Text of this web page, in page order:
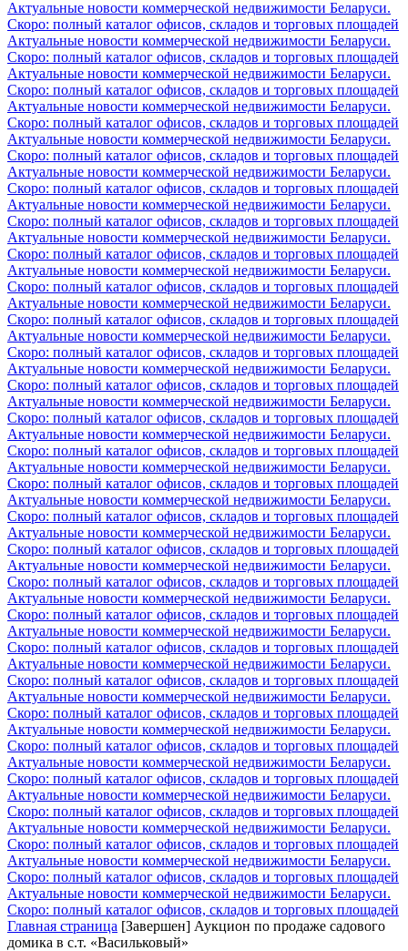
Актуальные новости коммерческой недвижимости Беларуси.
Скоро: полный каталог офисов, складов и торговых площадей
Актуальные новости коммерческой недвижимости Беларуси.
Скоро: полный каталог офисов, складов и торговых площадей
Актуальные новости коммерческой недвижимости Беларуси.
Скоро: полный каталог офисов, складов и торговых площадей
Актуальные новости коммерческой недвижимости Беларуси.
Скоро: полный каталог офисов, складов и торговых площадей
Актуальные новости коммерческой недвижимости Беларуси.
Скоро: полный каталог офисов, складов и торговых площадей
Актуальные новости коммерческой недвижимости Беларуси.
Скоро: полный каталог офисов, складов и торговых площадей
Актуальные новости коммерческой недвижимости Беларуси.
Скоро: полный каталог офисов, складов и торговых площадей
Актуальные новости коммерческой недвижимости Беларуси.
Скоро: полный каталог офисов, складов и торговых площадей
Актуальные новости коммерческой недвижимости Беларуси.
Скоро: полный каталог офисов, складов и торговых площадей
Актуальные новости коммерческой недвижимости Беларуси.
Скоро: полный каталог офисов, складов и торговых площадей
Актуальные новости коммерческой недвижимости Беларуси.
Скоро: полный каталог офисов, складов и торговых площадей
Актуальные новости коммерческой недвижимости Беларуси.
Скоро: полный каталог офисов, складов и торговых площадей
Актуальные новости коммерческой недвижимости Беларуси.
Скоро: полный каталог офисов, складов и торговых площадей
Актуальные новости коммерческой недвижимости Беларуси.
Скоро: полный каталог офисов, складов и торговых площадей
Актуальные новости коммерческой недвижимости Беларуси.
Скоро: полный каталог офисов, складов и торговых площадей
Актуальные новости коммерческой недвижимости Беларуси.
Скоро: полный каталог офисов, складов и торговых площадей
Актуальные новости коммерческой недвижимости Беларуси.
Скоро: полный каталог офисов, складов и торговых площадей
Актуальные новости коммерческой недвижимости Беларуси.
Скоро: полный каталог офисов, складов и торговых площадей
Актуальные новости коммерческой недвижимости Беларуси.
Скоро: полный каталог офисов, складов и торговых площадей
Актуальные новости коммерческой недвижимости Беларуси.
Скоро: полный каталог офисов, складов и торговых площадей
Актуальные новости коммерческой недвижимости Беларуси.
Скоро: полный каталог офисов, складов и торговых площадей
Актуальные новости коммерческой недвижимости Беларуси.
Скоро: полный каталог офисов, складов и торговых площадей
Актуальные новости коммерческой недвижимости Беларуси.
Скоро: полный каталог офисов, складов и торговых площадей
Актуальные новости коммерческой недвижимости Беларуси.
Скоро: полный каталог офисов, складов и торговых площадей
Актуальные новости коммерческой недвижимости Беларуси.
Скоро: полный каталог офисов, складов и торговых площадей
Актуальные новости коммерческой недвижимости Беларуси.
Скоро: полный каталог офисов, складов и торговых площадей
Актуальные новости коммерческой недвижимости Беларуси.
Скоро: полный каталог офисов, складов и торговых площадей
Актуальные новости коммерческой недвижимости Беларуси.
Скоро: полный каталог офисов, складов и торговых площадей
Главная страница [Завершен] Аукцион по продаже садового
домика в с.т. «Васильковый»